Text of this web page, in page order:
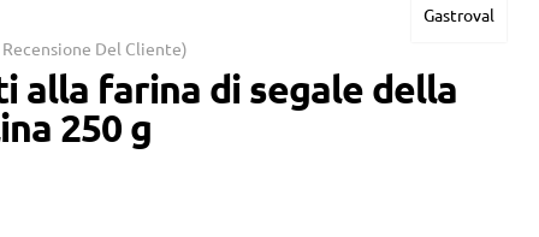
Gastroval
Recensione Del Cliente)
alla farina di segale della
250 g